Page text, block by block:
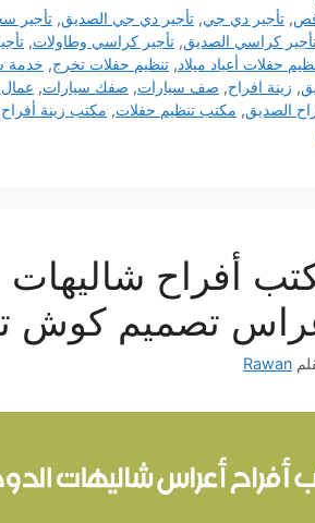
,تأجير دي جي,تأجير دي جي الصديق,تأجير
كراسي الصديق, تأجير كراسي وطاولات,
حفلات أعياد ميلاد, تنظيم حفلات تخرج, خدمة
, زينة افراح, صف سيارات, صفك سيارات,
الصديق, مكتب تنظيم حفلات, مكتب زينة أفراح
تصميم كوش
Rawan